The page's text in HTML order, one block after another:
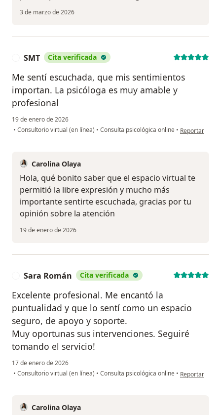
3 de marzo de 2026
SMT Cita verificada
Me sentí escuchada, que mis sentimientos
importan. La psicóloga es muy amable y
profesional
19 de enero de 2026
• Consultorio virtual (en línea) • Consulta psicológica online • en opinión del
Reportar
Carolina Olaya
Hola, qué bonito saber que el espacio virtual te
permitió la libre expresión y mucho más
importante sentirte escuchada, gracias por tu
opinión sobre la atención
19 de enero de 2026
Sara Román Cita verificada
Excelente profesional. Me encantó la
puntualidad y que lo sentí como un espacio
seguro, de apoyo y soporte.
Muy oportunas sus intervenciones. Seguiré
tomando el servicio!
17 de enero de 2026
• Consultorio virtual (en línea) • Consulta psicológica online • en opinión del
Reportar
Carolina Olaya